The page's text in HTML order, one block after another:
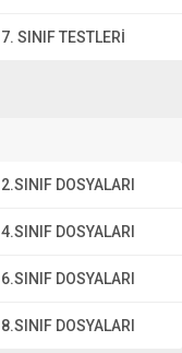
7. SINIF TESTLERI
2.SINIF DOSYALARI
4.SINIF DOSYALARI
6.SINIF DOSYALARI
8.SINIF DOSYALARI